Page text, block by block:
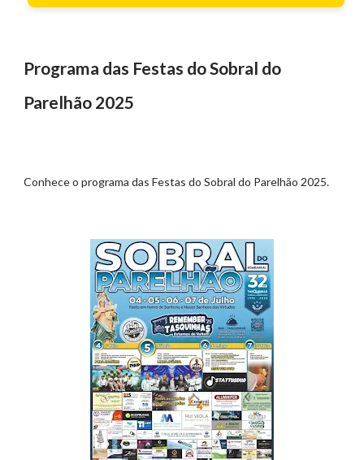
Programa das Festas do Sobral do
Parelhão 2025
Conhece o programa das Festas do Sobral do Parelhão 2025.